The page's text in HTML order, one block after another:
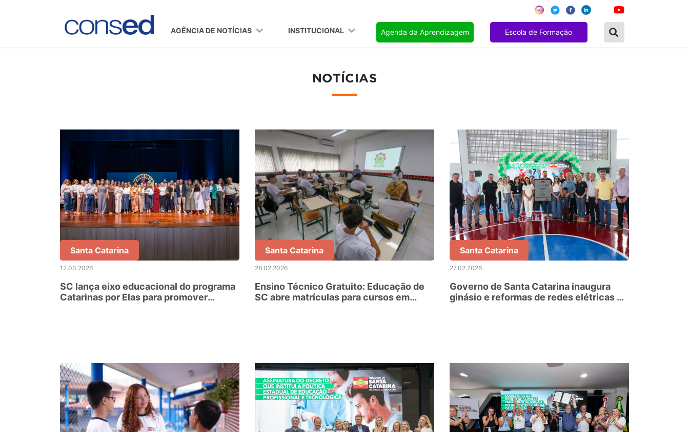
AGÊNCIA DE NOTÍCIAS INSTITUCIONAL Agenda da Aprendizagem Escola de Formação
NOTÍCIAS
Santa Catarina
12.03.2026
SC lança eixo educacional do programa
Catarinas por Elas para promover
Santa Catarina
28.02.2026
Ensino Técnico Gratuito: Educação de
SC abre matrículas para cursos em
Santa Catarina
27.02.2026
Governo de Santa Catarina inaugura
ginásio e reformas de redes elétricas de